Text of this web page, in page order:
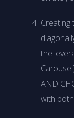
Creating
the
AND
with